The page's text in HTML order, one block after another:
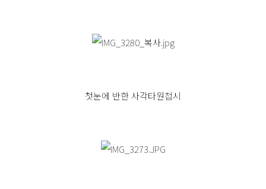
첫눈에 반한 사각타원접시